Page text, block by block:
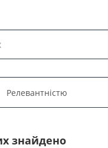
знайдено